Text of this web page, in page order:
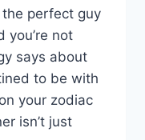
the perfect guy
not
says about
to be with
your zodiac
isn’t just